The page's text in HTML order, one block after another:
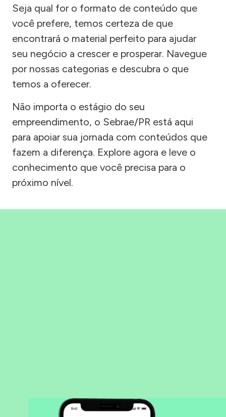
Seja qual for o formato de conteúdo que
você prefere, temos certeza de que
encontrará o material perfeito para ajudar
seu negócio a crescer e prosperar. Navegue
por nossas categorias e descubra o que
temos a oferecer.
Não importa o estágio do seu
empreendimento, o Sebrae/PR está aqui
para apoiar sua jornada com conteúdos que
fazem a diferença. Explore agora e leve o
conhecimento que você precisa para o
próximo nível.